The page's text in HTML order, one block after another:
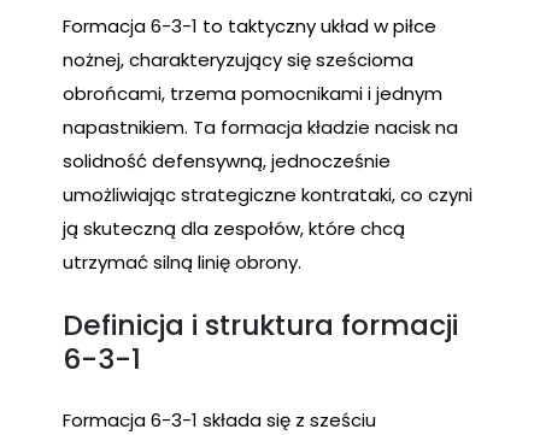
Formacja 6-3-1 to taktyczny układ w piłce
nożnej, charakteryzujący się sześcioma
obrońcami, trzema pomocnikami i jednym
napastnikiem. Ta formacja kładzie nacisk na
solidność defensywną, jednocześnie
umożliwiając strategiczne kontrataki, co czyni
ją skuteczną dla zespołów, które chcą
utrzymać silną linię obrony.
Definicja i struktura formacji
6-3-1
Formacja 6-3-1 składa się z sześciu